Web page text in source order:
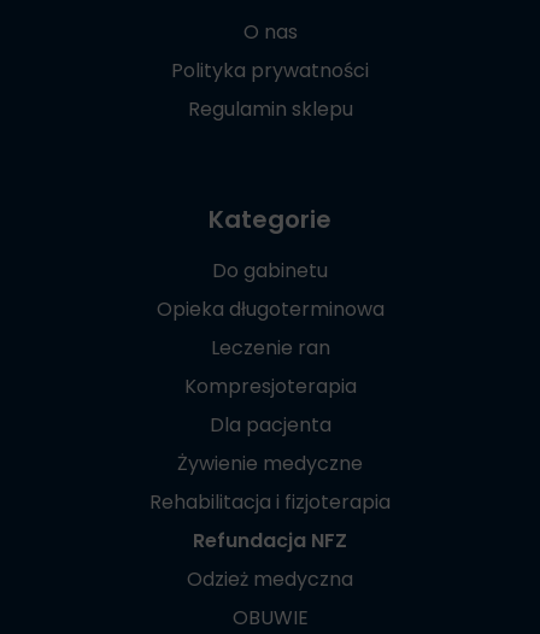
O nas
Polityka prywatności
Regulamin sklepu
Kategorie
Do gabinetu
Opieka długoterminowa
Leczenie ran
Kompresjoterapia
Dla pacjenta
Żywienie medyczne
Rehabilitacja i fizjoterapia
Refundacja NFZ
Odzież medyczna
OBUWIE